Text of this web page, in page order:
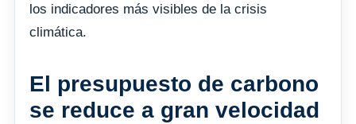
los indicadores más visibles de la crisis
climática.
El presupuesto de carbono
se reduce a gran velocidad